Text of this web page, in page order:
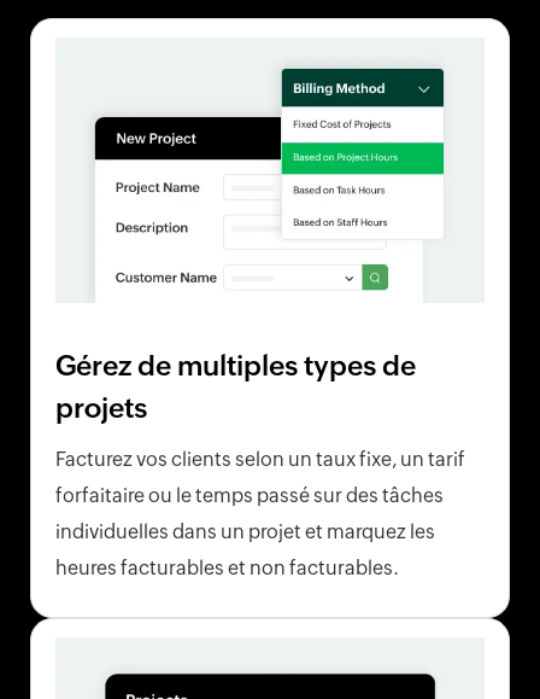
Gérez de multiples types de
projets
Facturez vos clients selon un taux fixe, un tarif
forfaitaire ou le temps passé sur des tâches
individuelles dans un projet et marquez les
heures facturables et non facturables.